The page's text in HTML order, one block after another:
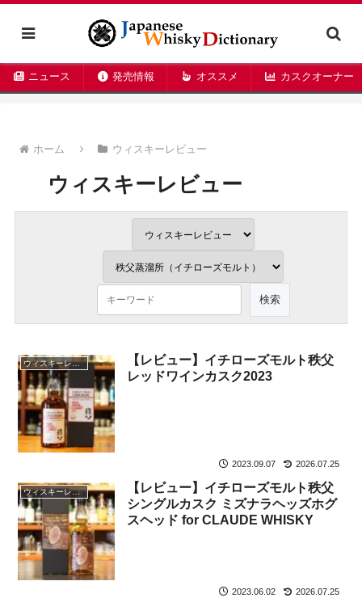
ニュース 発売情報 オススメ カスクオーナー
ホーム ウィスキーレビュー
ウィスキーレビュー
ウィスキーレビュー
【レビュー】イチローズモルト秩父
レッドワインカスク2023
2023.09.07 2026.07.25
ウィスキーレビュー
【レビュー】イチローズモルト秩父
シングルカスク ミズナラヘッズホグ
スヘッド for CLAUDE WHISKY
2023.06.02 2026.07.25